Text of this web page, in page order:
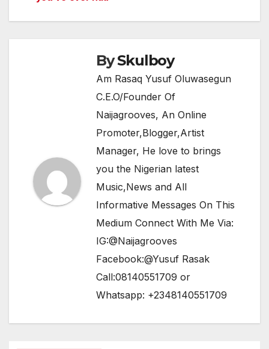
o
p
BySkulboy
Am Rasaq Yusuf Oluwasegun
C.E.O/Founder Of
Naijagrooves, An Online
Promoter,Blogger,Artist
Manager, He love to brings
you the Nigerian latest
Music,News and All
Informative Messages On This
Medium Connect With Me Via:
IG:@Naijagrooves
Facebook:@Yusuf Rasak
Call:08140551709 or
Whatsapp: +2348140551709